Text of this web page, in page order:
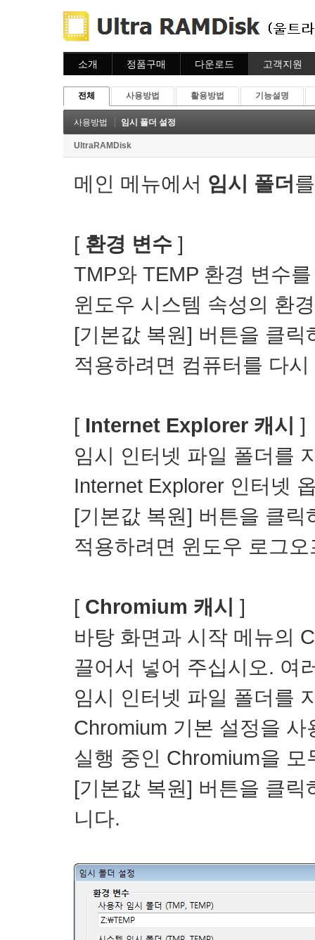
소개 정품구매
주문조회
이용안내
다운로드 고객지원
자주묻는질문
질문하기
전체 사용방법 활용방법 기능설명
사용방법 임시 폴더 설정
UltraRAMDisk
메인 메뉴에서 임시 폴더
[ 환경 변수 ]
TMP와 TEMP 환경 변수
윈도우 시스템 속성의 환
[기본값 복원] 버튼을 클
적용하려면 컴퓨터를 다
[ Internet Explorer 캐시 ]
임시 인터넷 파일 폴더를
Internet Explorer 인터넷
[기본값 복원] 버튼을 클
적용하려면 윈도우 로그
[ Chromium 캐시 ]
바탕 화면과 시작 메뉴의
끌어서 넣어 주십시오. 여
임시 인터넷 파일 폴더를
Chromium 기본 설정을 사
실행 중인 Chromium을
[기본값 복원] 버튼을 클
니다.